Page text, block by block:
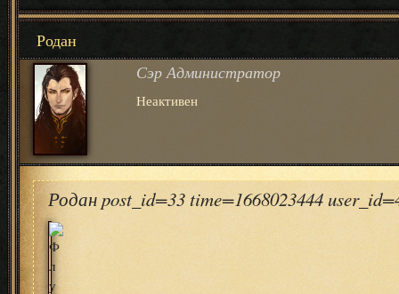
Родан
Сэр Администратор
Неактивен
Родан post_id=33 time=1668023444